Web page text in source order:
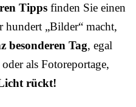
Tipps finden Sie einen
hundert „Bilder“ macht,
besonderen Tag, egal
als Fotoreportage,
rückt!